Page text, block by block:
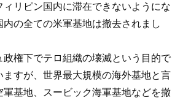
リピン国内に滞在できないようにな
内の全ての米軍基地は撤去されまし
政権下でテロ組織の壊滅という目的で
ますが、世界最大規模の海外基地と言
軍基地、スービック海軍基地などを撤